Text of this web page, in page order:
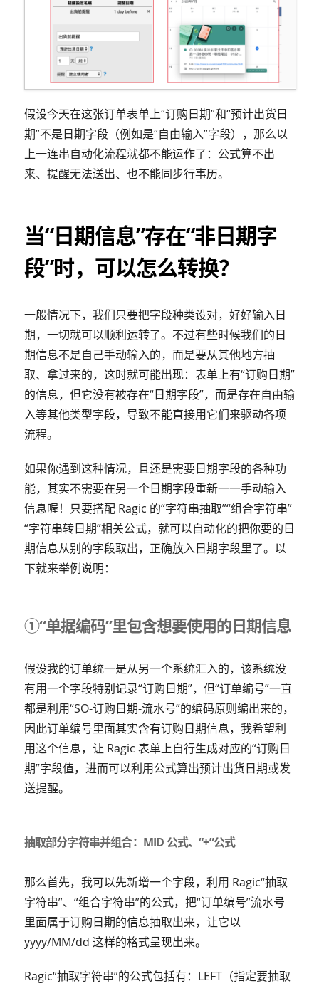
假设今天在这张订单表单上“订购日期”和“预计出货日
期”不是日期字段（例如是“自由输入”字段），那么以
上一连串自动化流程就都不能运作了：公式算不出
来、提醒无法送出、也不能同步行事历。
当“日期信息”存在“非日期字
段”时，可以怎么转换？
一般情况下，我们只要把字段种类设对，好好输入日
期，一切就可以顺利运转了。不过有些时候我们的日
期信息不是自己手动输入的，而是要从其他地方抽
取、拿过来的，这时就可能出现：表单上有“订购日期”
的信息，但它没有被存在“日期字段”，而是存在自由输
入等其他类型字段，导致不能直接用它们来驱动各项
流程。
如果你遇到这种情况，且还是需要日期字段的各种功
能，其实不需要在另一个日期字段重新一一手动输入
信息喔！只要搭配 Ragic 的“字符串抽取”“组合字符串”
“字符串转日期”相关公式，就可以自动化的把你要的日
期信息从别的字段取出，正确放入日期字段里了。以
下就来举例说明：
①“单据编码”里包含想要使用的日期信息
假设我的订单统一是从另一个系统汇入的，该系统没
有用一个字段特别记录“订购日期”，但“订单编号”一直
都是利用“SO-订购日期-流水号”的编码原则编出来的，
因此订单编号里面其实含有订购日期信息，我希望利
用这个信息，让 Ragic 表单上自行生成对应的“订购日
期”字段值，进而可以利用公式算出预计出货日期或发
送提醒。
抽取部分字符串并组合：MID 公式、“+”公式
那么首先，我可以先新增一个字段，利用 Ragic“抽取
字符串”、“组合字符串”的公式，把“订单编号”流水号
里面属于订购日期的信息抽取出来，让它以
yyyy/MM/dd 这样的格式呈现出来。
Ragic“抽取字符串”的公式包括有：LEFT（指定要抽取